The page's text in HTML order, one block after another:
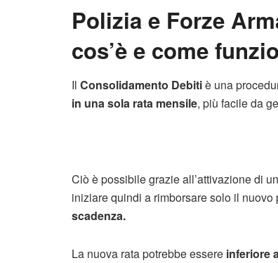
Polizia e Forze
cos’è e come
Il Consolidamento Debitiè una
in una sola rata mensile, più facile da
Ciò è possibile grazie all’attivazione di un
iniziare quindi a rimborsare solo il nuovo
scadenza.
La nuova rata potrebbe essere inferiore